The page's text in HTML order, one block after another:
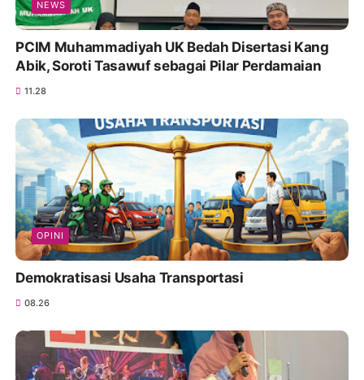
NEWS
PCIM Muhammadiyah UK Bedah Disertasi Kang
Abik, Soroti Tasawuf sebagai Pilar Perdamaian
11.28
OPINI
Demokratisasi Usaha Transportasi
08.26